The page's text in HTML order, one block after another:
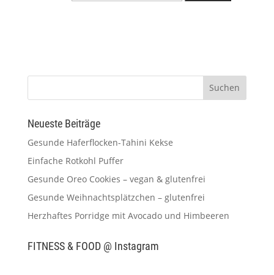
Neueste Beiträge
Gesunde Haferflocken-Tahini Kekse
Einfache Rotkohl Puffer
Gesunde Oreo Cookies – vegan & glutenfrei
Gesunde Weihnachtsplätzchen – glutenfrei
Herzhaftes Porridge mit Avocado und Himbeeren
FITNESS & FOOD @ Instagram